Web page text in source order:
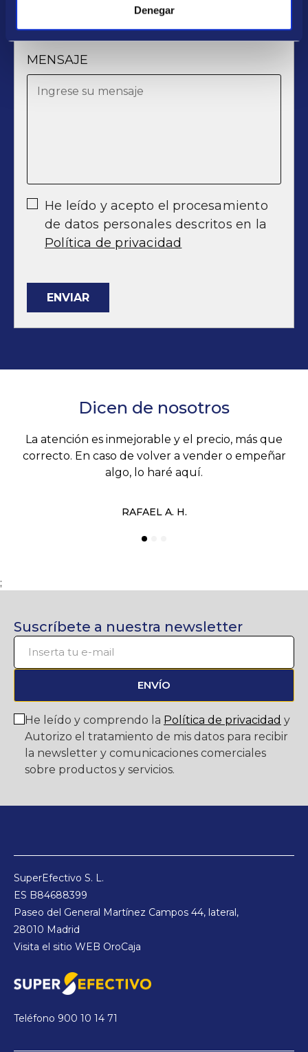
Denegar
MENSAJE
He leído y acepto el procesamiento
de datos personales descritos en la
Política de privacidad
ENVIAR
Dicen de nosotros
La atención es inmejorable y el precio, más que
correcto. En caso de volver a vender o empeñar
algo, lo haré aquí.
RAFAEL A. H.
;
Suscríbete a nuestra newsletter
ENVÍO
He leído y comprendo la Política de privacidad y
Autorizo el tratamiento de mis datos para recibir
la newsletter y comunicaciones comerciales
sobre productos y servicios.
SuperEfectivo S. L.
ES B84688399
Paseo del General Martínez Campos 44, lateral,
28010 Madrid
Visita el sitio WEB OroCaja
Teléfono 900 10 14 71